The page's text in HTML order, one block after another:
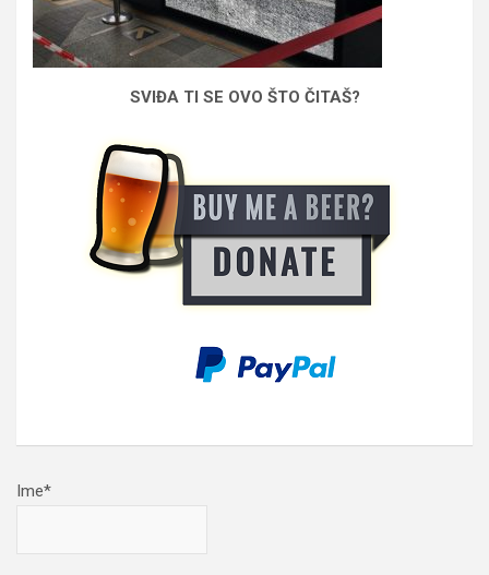
SVIĐA TI SE OVO ŠTO ČITAŠ?
Ime*